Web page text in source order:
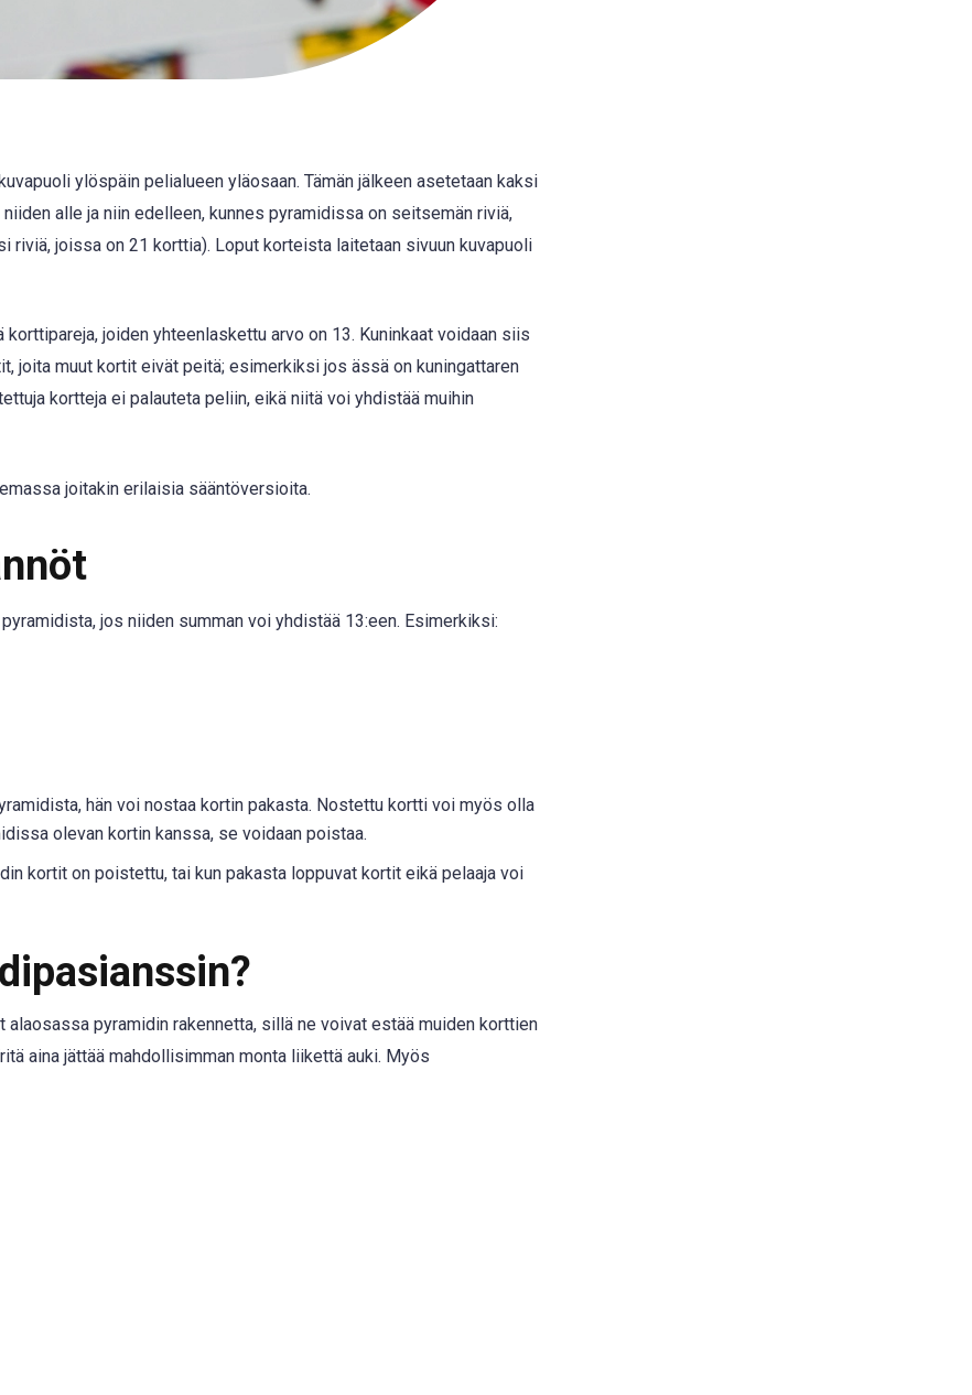
ylöspäin pelialueen yläosaan. Tämän jälkeen asetetaan kaksi
alle ja niin edelleen, kunnes pyramidissa on seitsemän riviä,
joissa on 21 korttia). Loput korteista laitetaan sivuun kuvapuoli
joiden yhteenlaskettu arvo on 13. Kuninkaat voidaan siis
joita muut kortit eivät peitä; esimerkiksi jos ässä on kuningattaren
kortteja ei palauteta peliin, eikä niitä voi yhdistää muihin
joitakin erilaisia sääntöversioita.
jos niiden summan voi yhdistää 13:een. Esimerkiksi:
hän voi nostaa kortin pakasta. Nostettu kortti voi myös olla
olevan kortin kanssa, se voidaan poistaa.
kortit on poistettu, tai kun pakasta loppuvat kortit eikä pelaaja voi
pyramidin rakennetta, sillä ne voivat estää muiden korttien
aina jättää mahdollisimman monta liikettä auki. Myös